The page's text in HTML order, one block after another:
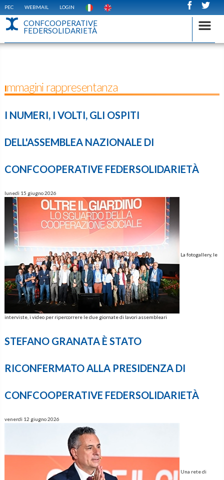
PEC WEBMAIL LOGIN
CONFCOOPERATIVE
FEDERSOLIDARIETÀ
Immagini rappresentanza
I NUMERI, I VOLTI, GLI OSPITI
DELL'ASSEMBLEA NAZIONALE DI
CONFCOOPERATIVE FEDERSOLIDARIETÀ
lunedì 15 giugno 2026
La fotogallery, le
interviste, i video per ripercorrere le due giornate di lavori assembleari
STEFANO GRANATA È STATO
RICONFERMATO ALLA PRESIDENZA DI
CONFCOOPERATIVE FEDERSOLIDARIETÀ
venerdì 12 giugno 2026
Una rete di